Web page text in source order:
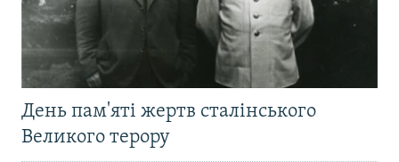
День пам'яті жертв сталінського
Великого терору